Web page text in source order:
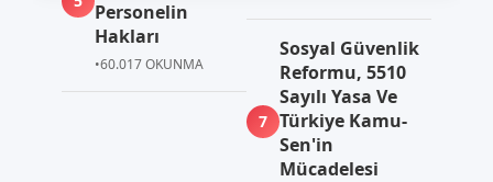
Personelin
Hakları
•60.017 OKUNMA
7
Sosyal Güvenlik
Reformu, 5510
Sayılı Yasa Ve
Türkiye Kamu-
Sen'in
Mücadelesi